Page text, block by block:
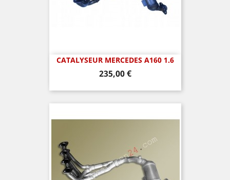
CATALYSEUR MERCEDES A160 1.6
Prix
235,00 €